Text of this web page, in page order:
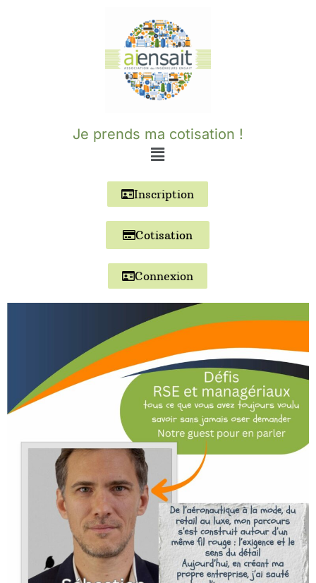
Je prends ma cotisation !
Inscription
Cotisation
Connexion